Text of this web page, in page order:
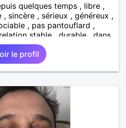
quelques temps , libre ,
sincère , sérieux , généreux ,
, pas pantouflard ,
stable , durable , dans
n'aime pas la vulgarité , la
prétentieux ,les égoïstes...
, la marche / rando , la
, ciné , sport , restos , amis
, la montagne , les balades ..
le profil